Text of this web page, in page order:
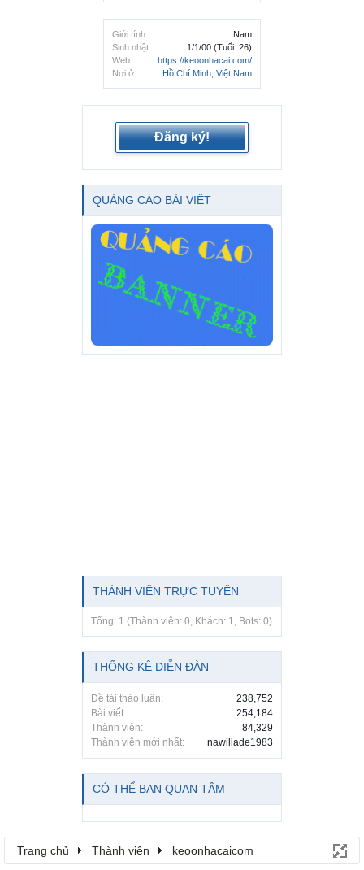
Giới tính:
Nam
Sinh nhật:
1/1/00 (Tuổi: 26)
Web:
https://keoonhacai.com/
Nơi ở:
Hồ Chí Minh, Việt Nam
Đăng ký!
QUẢNG CÁO BÀI VIẾT
THÀNH VIÊN TRỰC TUYẾN
Tổng: 1 (Thành viên: 0, Khách: 1, Bots: 0)
THỐNG KÊ DIỄN ĐÀN
Đề tài thảo luận:
238,752
Bài viết:
254,184
Thành viên:
84,329
Thành viên mới nhất:
nawillade1983
CÓ THỂ BẠN QUAN TÂM
Trang chủ Thành viên keoonhacaicom